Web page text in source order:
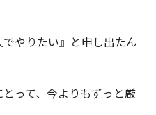
でやりたい』と申し出たん
って、今よりもずっと厳